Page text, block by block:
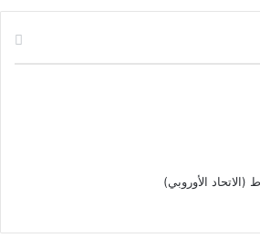
الأوروبي)